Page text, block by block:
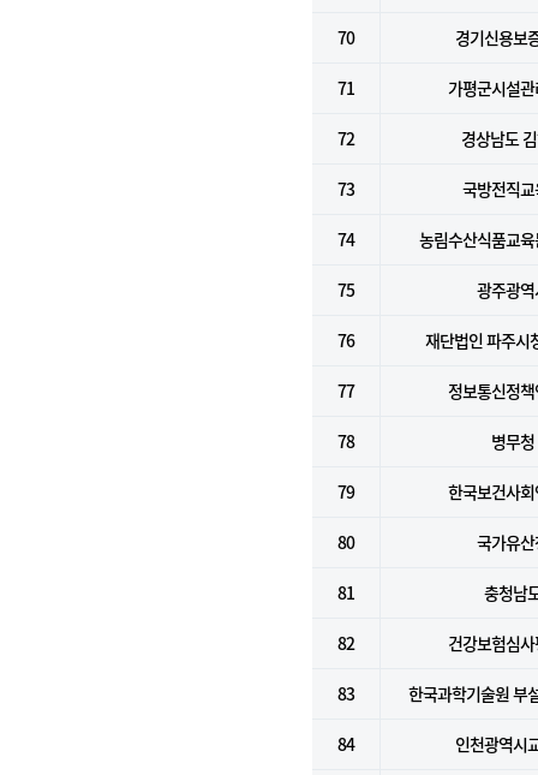
70 경기신용보
71 가평군시설
72 경상남도
73 국방전직
74 농림수산식품교
75 광주광
76 재단법인 파주시
77 정보통신정
78 병무청
79 한국보건사
80 국가유
81 충청남
82 건강보험심
83 한국과학기술원 부
84 인천광역시